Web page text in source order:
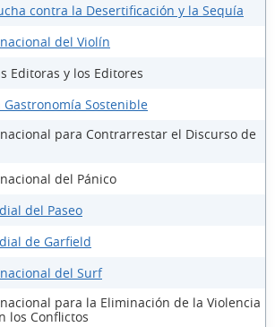
contra la Desertificación y la Sequía
del Violín
Editoras y los Editores
Gastronomía Sostenible
para Contrarrestar el Discurso de
del Pánico
del Paseo
de Garfield
del Surf
para la Eliminación de la Violencia
los Conflictos